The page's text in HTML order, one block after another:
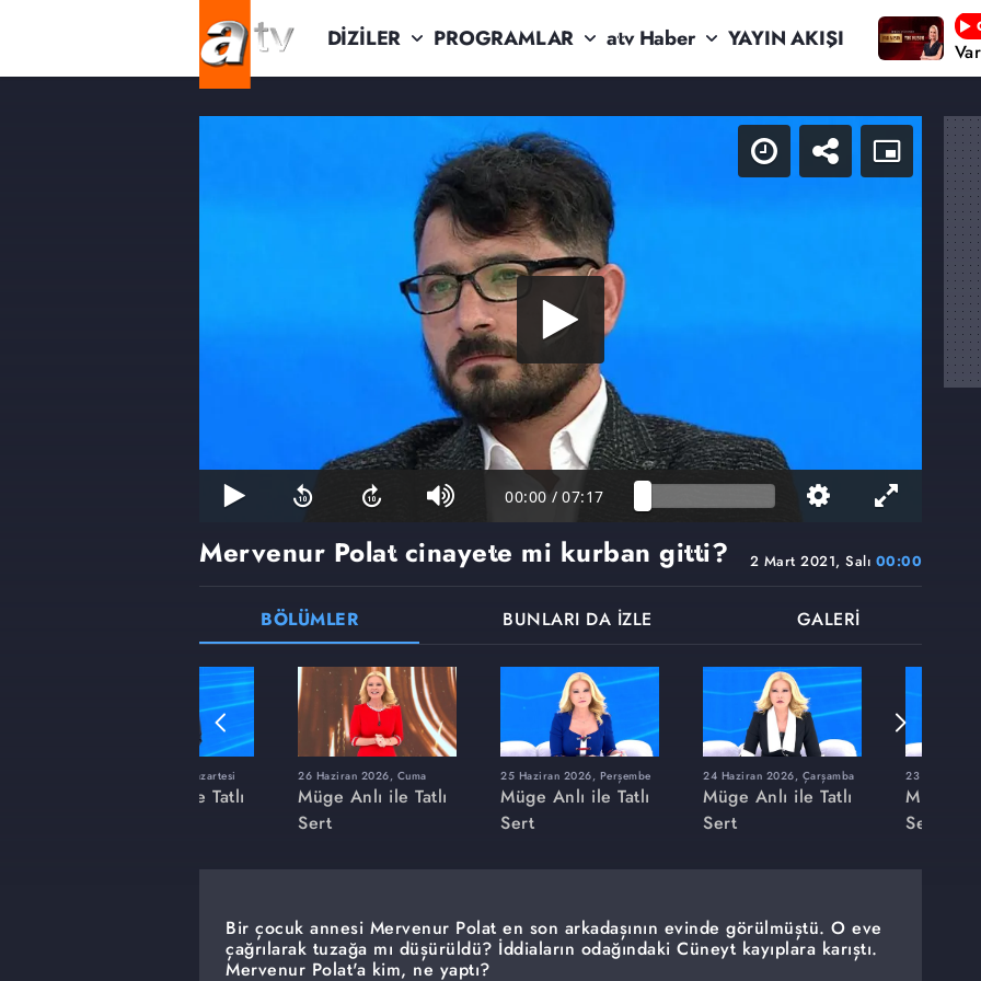
DİZİLER PROGRAMLAR atv Haber YAYIN AKIŞI
00:00 / 07:17
2 Mart 2021, Salı 00:00
Mervenur Polat cinayete mi kurban gitti?
BÖLÜMLER BUNLARI DA İZLE GALERİ
8 Haziran 2026, Pazartesi
Müge Anlı ile Tatlı
26 Haziran 2026, Cuma
Müge Anlı ile Tatlı
Sert
25 Haziran 2026, Perşembe
Müge Anlı ile Tatlı
Sert
24 Haziran 2026, Çarşamba
Müge Anlı ile Tatlı
Sert
23 Haziran
Müge
Sert
Bir çocuk annesi Mervenur Polat en son arkadaşının evinde görülmüştü. O eve
çağrılarak tuzağa mı düşürüldü? İddiaların odağındaki Cüneyt kayıplara karıştı.
Mervenur Polat'a kim, ne yaptı?